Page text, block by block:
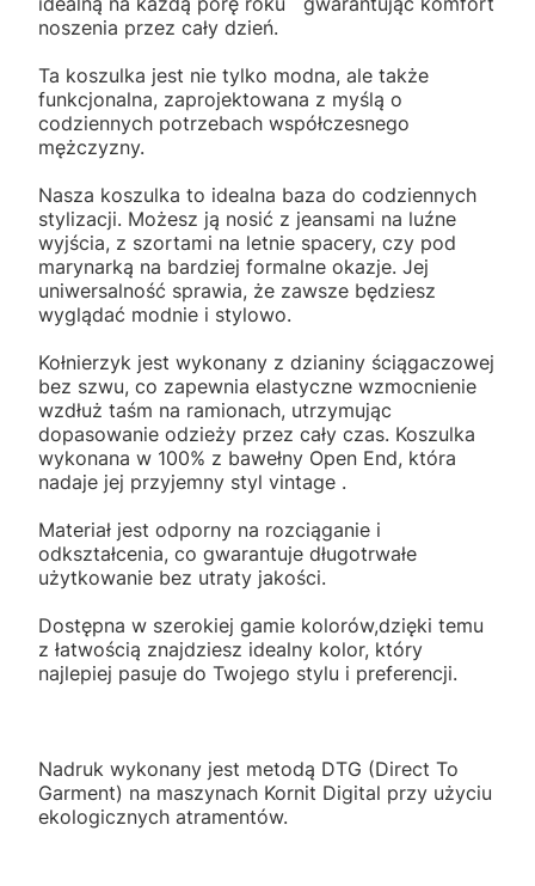
noszenia przez cały dzień.
Ta koszulka jest nie tylko modna, ale także
funkcjonalna, zaprojektowana z myślą o
codziennych potrzebach współczesnego
mężczyzny.
Nasza koszulka to idealna baza do codziennych
stylizacji. Możesz ją nosić z jeansami na luźne
wyjścia, z szortami na letnie spacery, czy pod
marynarką na bardziej formalne okazje. Jej
uniwersalność sprawia, że zawsze będziesz
wyglądać modnie i stylowo.
Kołnierzyk jest wykonany z dzianiny ściągaczowej
bez szwu, co zapewnia elastyczne wzmocnienie
wzdłuż taśm na ramionach, utrzymując
dopasowanie odzieży przez cały czas. Koszulka
wykonana w 100% z bawełny Open End, która
nadaje jej przyjemny styl vintage .
Materiał jest odporny na rozciąganie i
odkształcenia, co gwarantuje długotrwałe
użytkowanie bez utraty jakości.
Dostępna w szerokiej gamie kolorów,dzięki temu
z łatwością znajdziesz idealny kolor, który
najlepiej pasuje do Twojego stylu i preferencji.
Nadruk wykonany jest metodą DTG (Direct To
Garment) na maszynach Kornit Digital przy użyciu
ekologicznych atramentów.